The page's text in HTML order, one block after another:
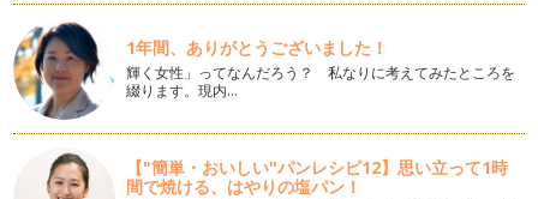
タッチケアで美ママ親子☆さっそくはじめてみよう!!
1.)ゆったりとリラックスできる場所と時間を選びましょう。
・裸になるときには、部…
美ママ親子の幸せ愛情ホルモン♪
美ママのみなさま、こんにちは♪ ボディバランススタイリスト
HiROE♪です。 …
1年間、ありがとうございました！
輝く女性」ってなんだろう？ 私なりに考えてみたところを
綴ります。現内…
【"簡単・おいしい"パンレシピ12】思い立って1時
間で焼ける、はやりの塩パン！